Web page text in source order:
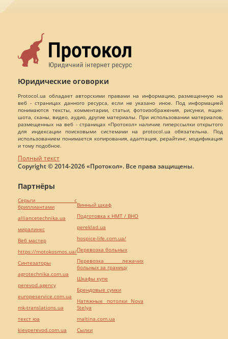
Юридические оговорки
Protocol.ua обладает авторскими правами на информацию, размещенную на
веб - страницах данного ресурса, если не указано иное. Под информацией
понимаются тексты, комментарии, статьи, фотоизображения, рисунки, ящик-
шота, сканы, видео, аудио, другие материалы. При использовании материалов,
размещенных на веб - страницах «Протокол» наличие гиперссылки открытого
для индексации поисковыми системами на protocol.ua обязательна. Под
использованием понимается копирования, адаптация, рерайтинг, модификация
и тому подобное.
Полный текст
Copyright © 2014-2026 «Протокол». Все права защищены.
Партнёры
Серьги с
бриллиантами
alliancetechnika.ua
миралинкс
Веб мастер
https://motokosmos.ua/
Синтезаторы
agrotechnika.com.ua
perevod.agency
europeservice.com.ua
mk-translations.ua
текст юа
kievperevod.com.ua
Винный шкаф
Подготовка к НМТ / ВНО
pereklad.ua
hospice-life.com.ua/
Перевозка больных
Перевозка лежачих
больных за границу
Шкафы купе
Брендовые сумки
Натяжные потолки Nova
Stelya
maltina.com.ua
Cылки